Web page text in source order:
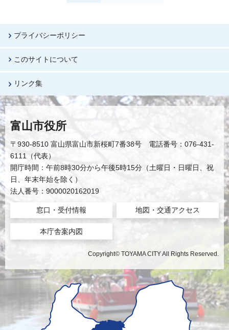
プライバシーポリシー
このサイトについて
リンク集
富山市役所
〒930-8510 富山県富山市新桜町7番38号 電話番号：076-431-
6111（代表）
開庁時間：午前8時30分から午後5時15分（土曜日・日曜日、祝
日、年末年始を除く）
法人番号：9000020162019
窓口・受付情報 地図・交通アクセス
本庁舎案内図
Copyright© TOYAMA CITY All Rights Reserved.